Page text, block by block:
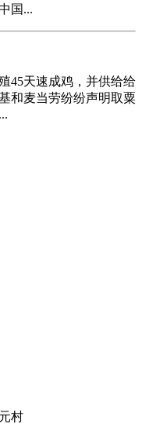
国...
45天速成鸡，并供给给
和麦当劳纷纷声明取粟
村